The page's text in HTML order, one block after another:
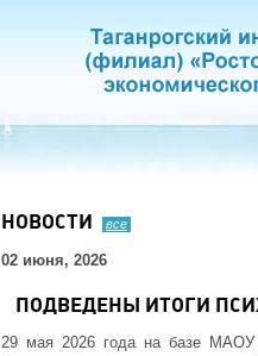
НОВОСТИ все
02 июня, 2026
ПОДВЕДЕНЫ ИТОГИ
29 мая 2026 года на базе МАОУ